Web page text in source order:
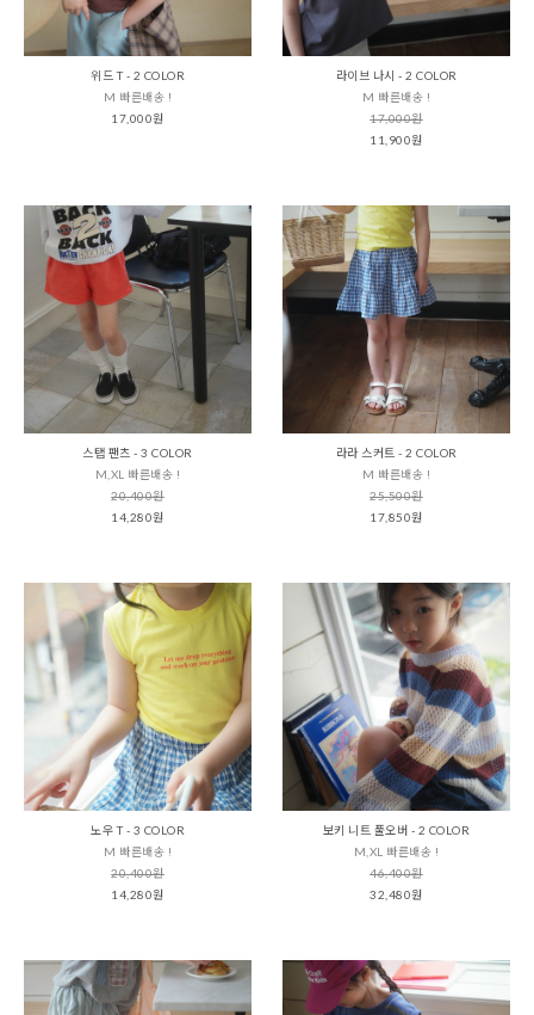
위드 T - 2 COLOR
M 빠른배송 !
17,000원
라이브 나시 - 2 COLOR
M 빠른배송 !
17,000원
11,900원
스탭 팬츠 - 3 COLOR
M,XL 빠른배송 !
20,400원
14,280원
라라 스커트 - 2 COLOR
M 빠른배송 !
25,500원
17,850원
노우 T - 3 COLOR
M 빠른배송 !
20,400원
14,280원
보키 니트 풀오버 - 2 COLOR
M,XL 빠른배송 !
46,400원
32,480원